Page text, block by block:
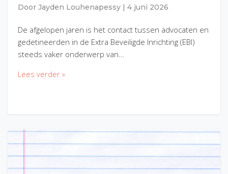
Door Jayden Louhenapessy 4 juni 2026
De afgelopen jaren is het contact tussen advocaten en
gedetineerden in de Extra Beveiligde Inrichting (EBI)
steeds vaker onderwerp van…
Lees verder »